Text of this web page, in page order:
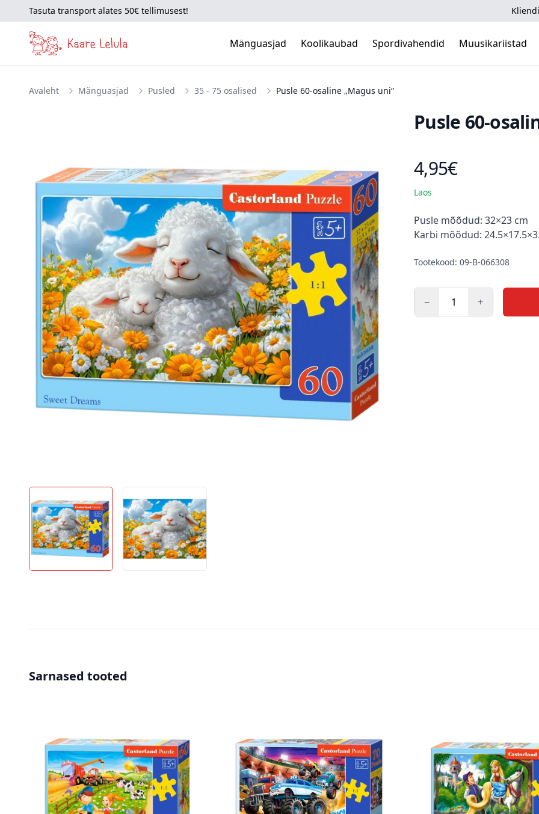
Tasuta transport alates 50€ tellimusest!
Mänguasjad Koolikaubad Spordivahendid Muusikariistad
Avaleht Mänguasjad Pusled 35 - 75 osalised Pusle 60-osaline „Magus uni“
Pusle 60-
Toote hind
4,95€
Laos
Kirjeldus
Pusle mõõdud: 32×23 cm
Karbi mõõdud:
Tootekood: 09-B-066308
− +
Sarnased tooted